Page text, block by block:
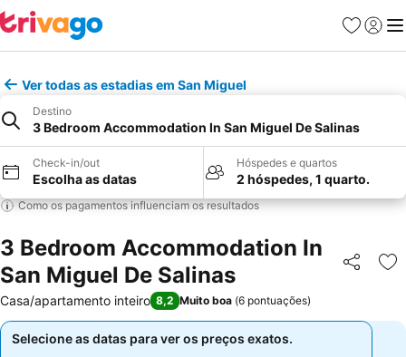
Favoritos
Iniciar
Ver todas as estadias em San Miguel
Destino
3 Bedroom Accommodation In San Miguel De Salinas
Check-in/out
Escolha as datas
Hóspedes e quartos
2 hóspedes, 1 quarto.
Como os pagamentos influenciam os resultados
3 Bedroom Accommodation In
San Miguel De Salinas
Partilhar
Casa/apartamento inteiro 8,2 Muito boa (6 pontuações)
Selecione as datas para ver os preços exatos.
Selecione as datas para ver os preços exatos.